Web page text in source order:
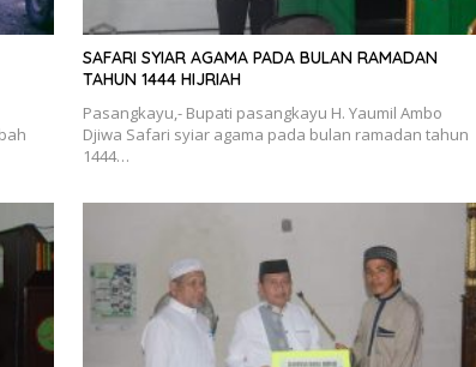
SAFARI SYIAR AGAMA PADA BULAN RAMADAN
TAHUN 1444 HIJRIAH
Pasangkayu,- Bupati pasangkayu H. Yaumil Ambo
Djiwa Safari syiar agama pada bulan ramadan tahun
1444…